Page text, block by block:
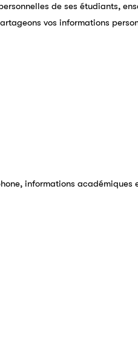
de ses étudiants,
vos informations
informations